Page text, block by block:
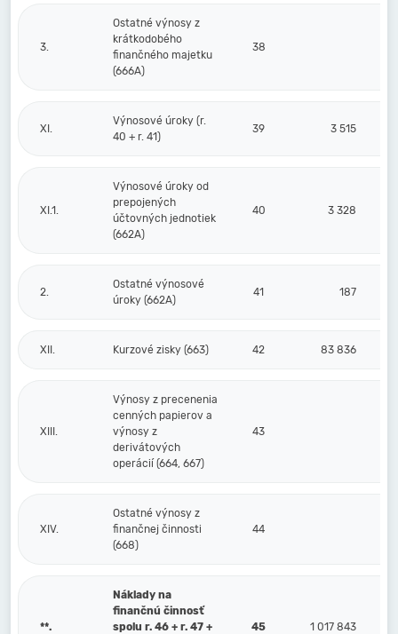
3.
Ostatné výnosy z
krátkodobého
finančného majetku
(666A)
38
XI.
Výnosové úroky (r.
40 + r. 41)
39 3 515
XI.1.
Výnosové úroky od
prepojených
účtovných jednotiek
(662A)
40 3 328
2.
Ostatné výnosové
úroky (662A)
41 187
XII. Kurzové zisky (663) 42 83 836
XIII.
Výnosy z precenenia
cenných papierov a
výnosy z
derivátových
operácií (664, 667)
43
XIV.
Ostatné výnosy z
finančnej činnosti
(668)
44
**.
Náklady na
finančnú činnosť
spolu r. 46 + r. 47 +
45 1 017 843